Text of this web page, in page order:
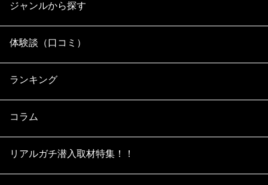
ジャンルから探す
体験談（口コミ）
ランキング
コラム
リアルガチ潜入取材特集！！